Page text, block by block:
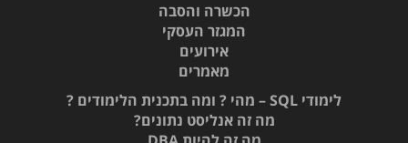
הכשרה והסבה
המגזר העסקי
אירועים
מאמרים
לימודי SQL – מהי ? ומה בתכנית הלימודים ?
מה זה אנליסט נתונים?